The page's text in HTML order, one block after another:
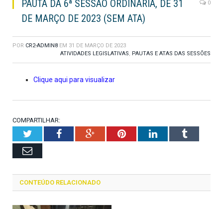
PAUTA DA 6ª SESSÃO ORDINÁRIA, DE 31
DE MARÇO DE 2023 (SEM ATA)
0
POR CR2-ADMIN8 EM 31 DE MARÇO DE 2023
ATIVIDADES LEGISLATIVAS, PAUTAS E ATAS DAS SESSÕES
Clique aqui para visualizar
COMPARTILHAR:
TwitterFacebookGoogle+PinterestLinkedInTumblr
Email
CONTEÚDO RELACIONADO